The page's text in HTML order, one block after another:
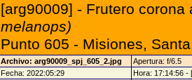
[arg90009] - Frutero
melanops)
Punto 605 - Misiones,
Archivo: arg90009_spj_605_2.jpg
Apertura: f/6.5
Fecha: 2022:05:29
Hora: 17:14:56 -